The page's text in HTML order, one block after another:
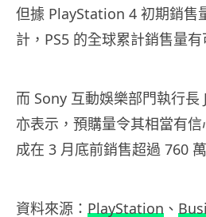
但據 PlayStation 4 初期銷售
計，PS5 的全球累計銷售量
而 Sony 互動娛樂部門執行長
亦表示，預購量令其相當有
成在 3 月底前銷售超過 760
資料來源： PlayStation 、